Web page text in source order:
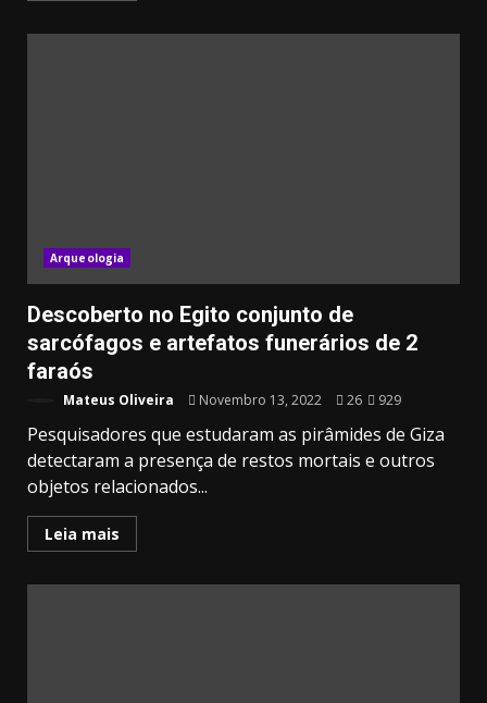
Arqueologia
Descoberto no Egito conjunto de
sarcófagos e artefatos funerários de 2
faraós
Mateus Oliveira Novembro 13, 2022 26 929
Pesquisadores que estudaram as pirâmides de Giza
detectaram a presença de restos mortais e outros
objetos relacionados...
Leia mais